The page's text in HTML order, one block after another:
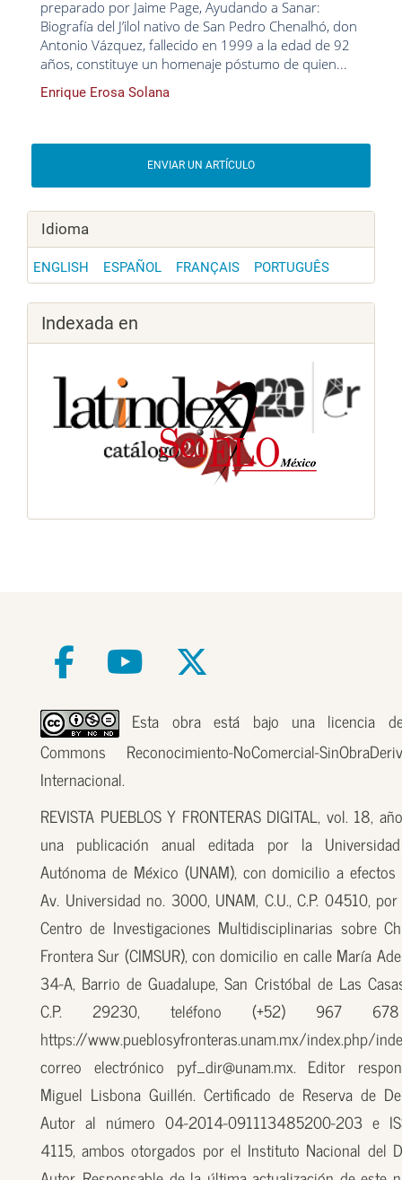
preparado por Jaime Page, Ayudando a Sanar:
Biografía del J’ilol nativo de San Pedro Chenalhó, don
Antonio Vázquez, fallecido en 1999 a la edad de 92
años, constituye un homenaje póstumo de quien...
Enrique Erosa Solana
ENVIAR UN ARTÍCULO
Idioma
ENGLISH ESPAÑOL FRANÇAIS PORTUGUÊS
Indexada en
Esta obra está bajo una licencia
Commons Reconocimiento-NoComercial-
Internacional.
REVISTA PUEBLOS Y FRONTERAS DIGITAL, vol. 18,
una publicación anual editada por la
Autónoma de México (UNAM), con domicilio a
Av. Universidad no. 3000, UNAM, C.U., C.P. 04510,
Centro de Investigaciones Multidisciplinarias sobre
Frontera Sur (CIMSUR), con domicilio en calle María
34-A, Barrio de Guadalupe, San Cristóbal de Las
C.P. 29230, teléfono (+52) 967
https://www.pueblosyfronteras.unam.mx/index.php/
correo electrónico pyf_dir@unam.mx. Editor
Miguel Lisbona Guillén. Certificado de Reserva de
Autor al número 04-2014-091113485200-203 e
4115, ambos otorgados por el Instituto Nacional del